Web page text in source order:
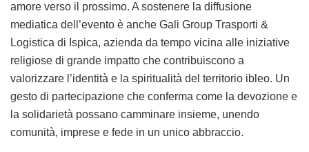
amore verso il prossimo. A sostenere la diffusione
mediatica dell’evento è anche Gali Group Trasporti &
Logistica di Ispica, azienda da tempo vicina alle iniziative
religiose di grande impatto che contribuiscono a
valorizzare l’identità e la spiritualità del territorio ibleo. Un
gesto di partecipazione che conferma come la devozione e
la solidarietà possano camminare insieme, unendo
comunità, imprese e fede in un unico abbraccio.